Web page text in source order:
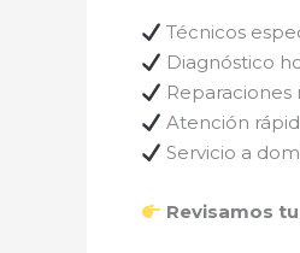
Técnicos
Diagnóstico
Reparaciones
Atención
Servicio a
Revisamos